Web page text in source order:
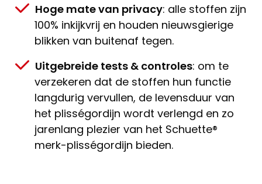
Hoge mate van privacy: alle stoffen zijn
100% inkijkvrij en houden nieuwsgierige
blikken van buitenaf tegen.
Uitgebreide tests & controles: om te
verzekeren dat de stoffen hun functie
langdurig vervullen, de levensduur van
het plisségordijn wordt verlengd en zo
jarenlang plezier van het Schuette®
merk-plisségordijn bieden.